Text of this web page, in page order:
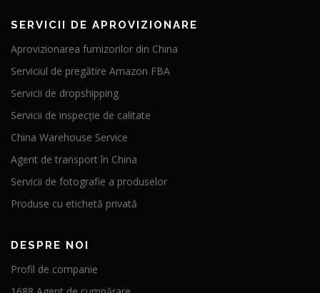
SERVICII DE APROVIZIONARE
Aprovizionarea furnizorilor din China
Serviciul de pregătire Amazon FBA
Servicii de dropshipping
Servicii de inspecție de calitate
China Warehouse Service
Agent de transport în China
Servicii de fotografie a produselor
Produse cu etichetă privată
DESPRE NOI
Profil de companie